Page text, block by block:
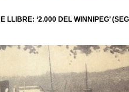
LLIBRE: ‘2.000 DEL WINNIPEG’